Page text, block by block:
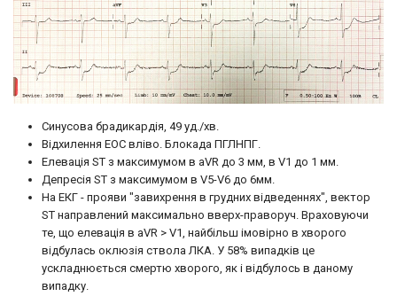
Синусова брадикардія, 49 уд./хв.
Відхилення ЕОС вліво. Блокада ПГЛНПГ.
Елевація ST з максимумом в aVR до 3 мм, в V1 до 1 мм.
Депресія ST з максимумом в V5-V6 до 6мм.
На ЕКГ - прояви "завихрення в грудних відведеннях", вектор
ST направлений максимально вверх-праворуч. Враховуючи
те, що елевація в aVR > V1, найбільш імовірно в хворого
відбулась оклюзія ствола ЛКА. У 58% випадків це
ускладнюється смертю хворого, як і відбулось в даному
випадку.